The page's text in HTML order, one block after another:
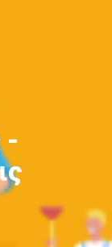
-